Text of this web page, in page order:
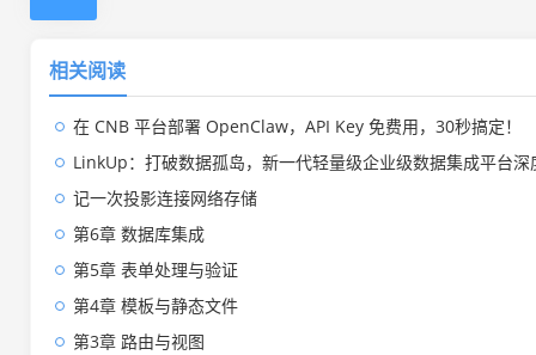
相关阅读
在 CNB 平台部署 OpenClaw，API Key 免费用，30秒搞定！
LinkUp：打破数据孤岛，新一代轻量级企业级数据集成平台深
记一次投影连接网络存储
第6章 数据库集成
第5章 表单处理与验证
第4章 模板与静态文件
第3章 路由与视图